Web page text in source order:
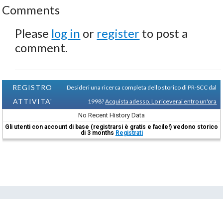
Comments
Please log in or register to post a
comment.
REGISTRO
ATTIVITA'
Desideri una ricerca completa dello storico di PR-SCC dal
1998?Acquista adesso. Lo riceverai entro un'ora
No Recent History Data
Gli utenti con account di base (registrarsi è gratis e facile!) vedono storico
di 3 months Registrati